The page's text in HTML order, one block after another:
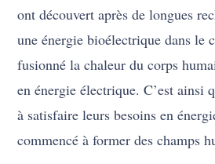
ont découvert après de longues
une énergie bioélectrique dans le
fusionné la chaleur du corps
en énergie électrique. C’est ainsi
à satisfaire leurs besoins en
commencé à former des champs